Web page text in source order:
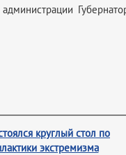
круглый стол по
экстремизма